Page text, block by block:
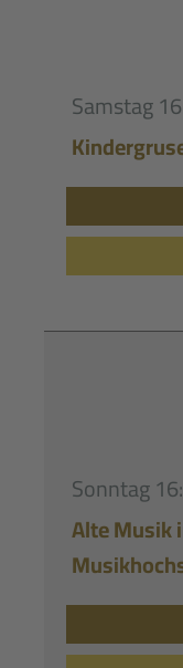
Samstag
Sonntag
Alte Musik